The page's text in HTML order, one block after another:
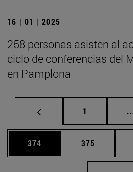
16 | 01 | 2025
258 personas asisten al
ciclo de conferencias del
en Pamplona
Página
1 ...
Página
374 Página
375